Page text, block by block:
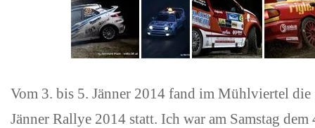
Vom 3. bis 5. Jänner 2014 fand im Mühlviertel
Jänner Rallye 2014 statt. Ich war am Samstag dem